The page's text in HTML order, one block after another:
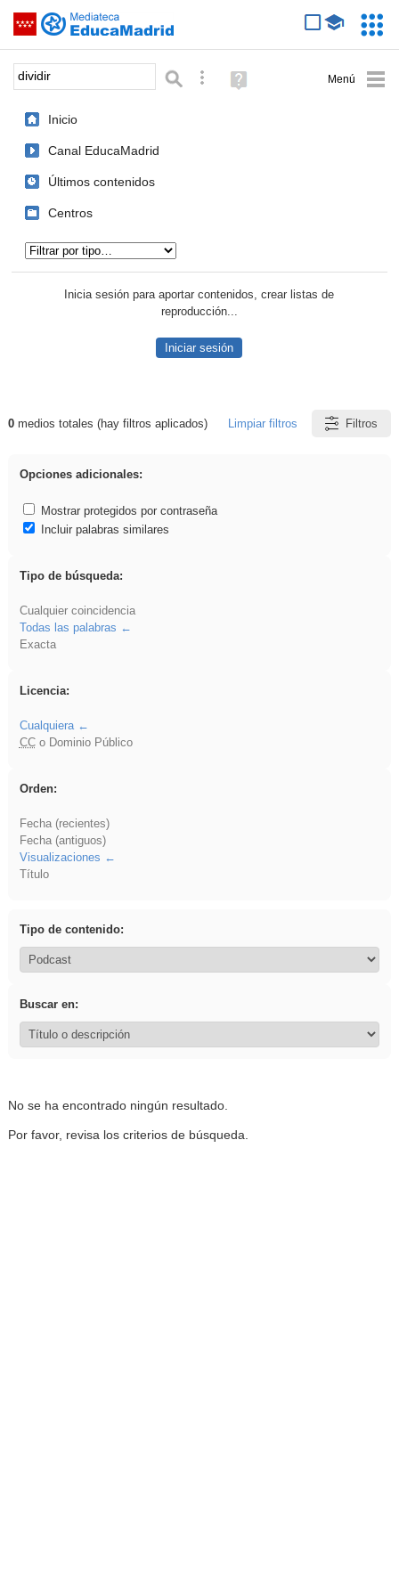
Saltar navegación
Palabra o frase: Búsqueda avanzada
Ayuda
(en
Inicio
Canal EducaMadrid
Últimos contenidos
Centros
Inicia sesión para aportar contenidos, crear listas de
reproducción...
Iniciar sesión
Resultados de: dividir
0medios totales (hay filtros aplicados) Limpiar filtros Filtros
Opciones adicionales:
Mostrar protegidos por contraseña
Incluir palabras similares
Tipo de búsqueda:
Cualquier coincidencia
Todas las palabras
Exacta
Licencia:
Cualquiera
CCo Dominio Público
Orden:
Fecha (recientes)
Fecha (antiguos)
Visualizaciones
Título
Tipo de contenido:
Buscar en:
No se ha encontrado ningún resultado.
Por favor, revisa los criterios de búsqueda.